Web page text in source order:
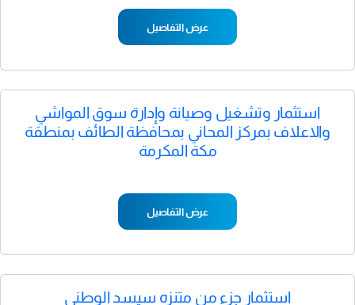
عرض التفاصيل
استثمار وتشغيل وصيانة وإدارة سوق المواشي
والاعلاف بمركز المحاني بمحافظة الطائف بمنطقة
مكة المكرمة
عرض التفاصيل
استثمار جزء من متنزه سيسد الوطني